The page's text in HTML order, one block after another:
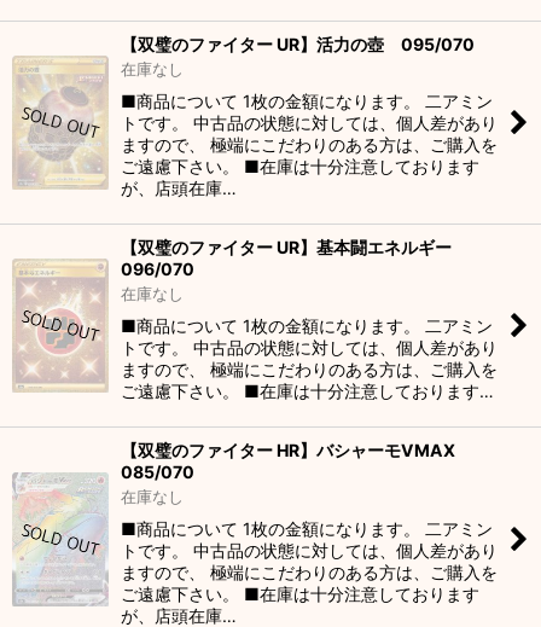
【双璧のファイター UR】活力の壺 095/070
在庫なし
■商品について 1枚の金額になります。 二アミン
トです。 中古品の状態に対しては、個人差があり
ますので、 極端にこだわりのある方は、ご購入を
ご遠慮下さい。 ■在庫は十分注意しております
が、店頭在庫…
【双璧のファイター UR】基本闘エネルギー
096/070
在庫なし
■商品について 1枚の金額になります。 二アミン
トです。 中古品の状態に対しては、個人差があり
ますので、 極端にこだわりのある方は、ご購入を
ご遠慮下さい。 ■在庫は十分注意しております…
【双璧のファイター HR】バシャーモVMAX
085/070
在庫なし
■商品について 1枚の金額になります。 二アミン
トです。 中古品の状態に対しては、個人差があり
ますので、 極端にこだわりのある方は、ご購入を
ご遠慮下さい。 ■在庫は十分注意しております
が、店頭在庫…